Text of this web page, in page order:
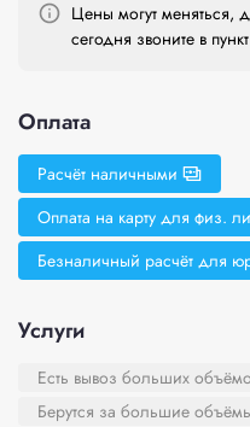
Цены могут меняться,
сегодня звоните в
Оплата
Расчёт наличными
Оплата на карту для физ.
Безналичный расчёт для
Услуги
Есть вывоз больших
Берутся за большие